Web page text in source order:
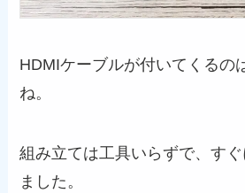
HDMIケーブルが付いてくるの
ね。
組み立ては工具いらずで、す
ました。